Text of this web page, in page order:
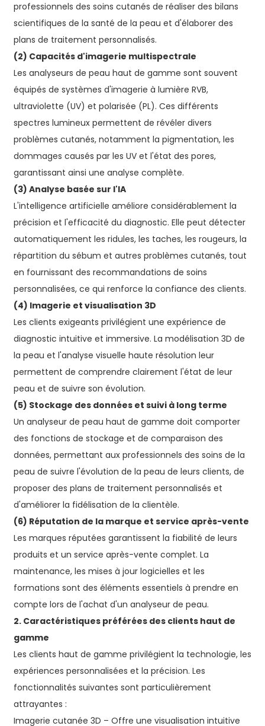
professionnels des soins cutanés de réaliser des bilans
scientifiques de la santé de la peau et d'élaborer des
plans de traitement personnalisés.
(2) Capacités d'imagerie multispectrale
Les analyseurs de peau haut de gamme sont souvent
équipés de systèmes d'imagerie à lumière RVB,
ultraviolette (UV) et polarisée (PL). Ces différents
spectres lumineux permettent de révéler divers
problèmes cutanés, notamment la pigmentation, les
dommages causés par les UV et l'état des pores,
garantissant ainsi une analyse complète.
(3) Analyse basée sur l'IA
L'intelligence artificielle améliore considérablement la
précision et l'efficacité du diagnostic. Elle peut détecter
automatiquement les ridules, les taches, les rougeurs, la
répartition du sébum et autres problèmes cutanés, tout
en fournissant des recommandations de soins
personnalisées, ce qui renforce la confiance des clients.
(4) Imagerie et visualisation 3D
Les clients exigeants privilégient une expérience de
diagnostic intuitive et immersive. La modélisation 3D de
la peau et l'analyse visuelle haute résolution leur
permettent de comprendre clairement l'état de leur
peau et de suivre son évolution.
(5) Stockage des données et suivi à long terme
Un analyseur de peau haut de gamme doit comporter
des fonctions de stockage et de comparaison des
données, permettant aux professionnels des soins de la
peau de suivre l'évolution de la peau de leurs clients, de
proposer des plans de traitement personnalisés et
d'améliorer la fidélisation de la clientèle.
(6) Réputation de la marque et service après-vente
Les marques réputées garantissent la fiabilité de leurs
produits et un service après-vente complet. La
maintenance, les mises à jour logicielles et les
formations sont des éléments essentiels à prendre en
compte lors de l'achat d'un analyseur de peau.
2. Caractéristiques préférées des clients haut de
gamme
Les clients haut de gamme privilégient la technologie, les
expériences personnalisées et la précision. Les
fonctionnalités suivantes sont particulièrement
attrayantes :
Imagerie cutanée 3D – Offre une visualisation intuitive